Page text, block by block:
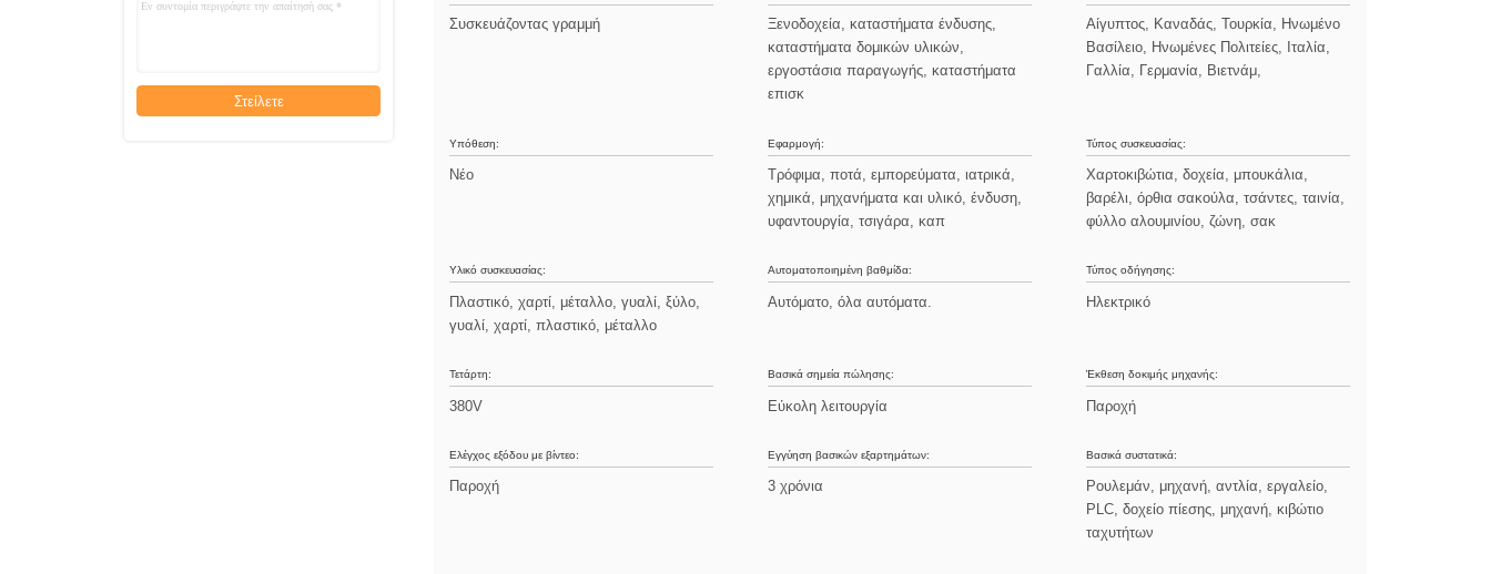
Στείλετε
Συσκευάζοντας γραμμή
Ξενοδοχεία, καταστήματα ένδυσης,
καταστήματα δομικών υλικών,
εργοστάσια παραγωγής, καταστήματα
επισκ
Αίγυπτος, Καναδάς, Τουρκία, Ηνωμένο
Βασίλειο, Ηνωμένες Πολιτείες, Ιταλία,
Γαλλία, Γερμανία, Βιετνάμ,
Υπόθεση:
Νέο
Εφαρμογή:
Τρόφιμα, ποτά, εμπορεύματα, ιατρικά,
χημικά, μηχανήματα και υλικό, ένδυση,
υφαντουργία, τσιγάρα, καπ
Τύπος συσκευασίας:
Χαρτοκιβώτια, δοχεία, μπουκάλια,
βαρέλι, όρθια σακούλα, τσάντες, ταινία,
φύλλο αλουμινίου, ζώνη, σακ
Υλικό συσκευασίας:
Πλαστικό, χαρτί, μέταλλο, γυαλί, ξύλο,
γυαλί, χαρτί, πλαστικό, μέταλλο
Αυτοματοποιημένη βαθμίδα:
Αυτόματο, όλα αυτόματα.
Τύπος οδήγησης:
Ηλεκτρικό
Τετάρτη:
380V
Βασικά σημεία πώλησης:
Εύκολη λειτουργία
Έκθεση δοκιμής μηχανής:
Παροχή
Ελέγχος εξόδου με βίντεο:
Παροχή
Εγγύηση βασικών εξαρτημάτων:
3 χρόνια
Βασικά συστατικά:
Ρουλεμάν, μηχανή, αντλία, εργαλείο,
PLC, δοχείο πίεσης, μηχανή, κιβώτιο
ταχυτήτων